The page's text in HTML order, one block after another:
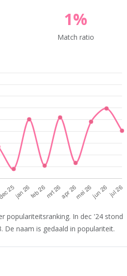
1%
Match ratio
populariteitsranking. In dec '24 stond
De naam is gedaald in populariteit.